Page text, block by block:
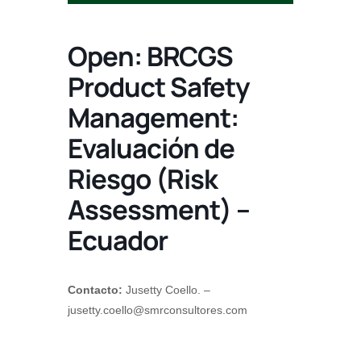
Open: BRCGS
Product Safety
Management:
Evaluación de
Riesgo (Risk
Assessment) –
Ecuador
Contacto: Jusetty Coello. –
jusetty.coello@smrconsultores.com